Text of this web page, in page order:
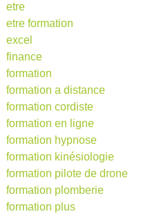
etre
etre formation
excel
finance
formation
formation a distance
formation cordiste
formation en ligne
formation hypnose
formation kinésiologie
formation pilote de drone
formation plomberie
formation plus